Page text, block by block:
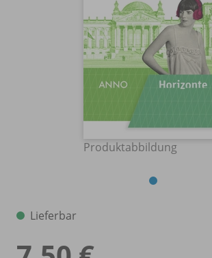
Produktabbildung
Lieferbar